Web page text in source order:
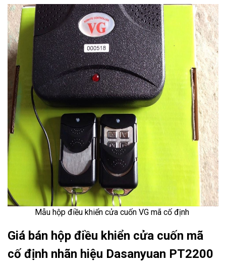
Mẫu hộp điều khiển cửa cuốn VG mã cố định
Giá bán hộp điều khiển cửa cuốn mã
cố định nhãn hiệu Dasanyuan PT2200